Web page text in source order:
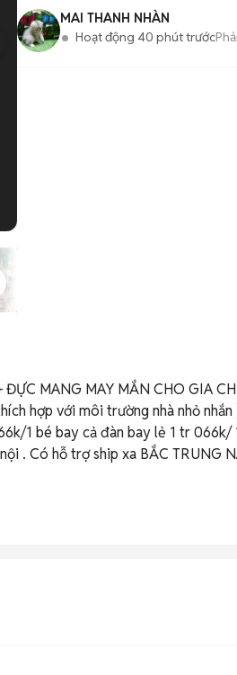
MAI THANH NHÀN
Hoạt động 40 phút trước
MANG MAY MẮN CHO GIA
hợp với môi trường nhà nhỏ
1 bé bay cả đàn bay lẻ 1 tr 066k/
. Có hỗ trợ ship xa BẮC TRUNG